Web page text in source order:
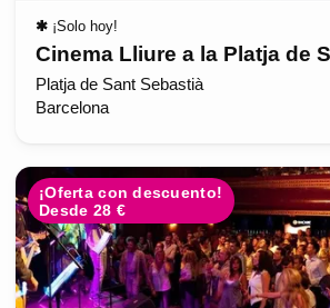
✱ ¡Solo hoy!
Cinema Lliure a la Platja de
Platja de Sant Sebastià
Barcelona
¡Oferta con descuento!
Desde 28 €